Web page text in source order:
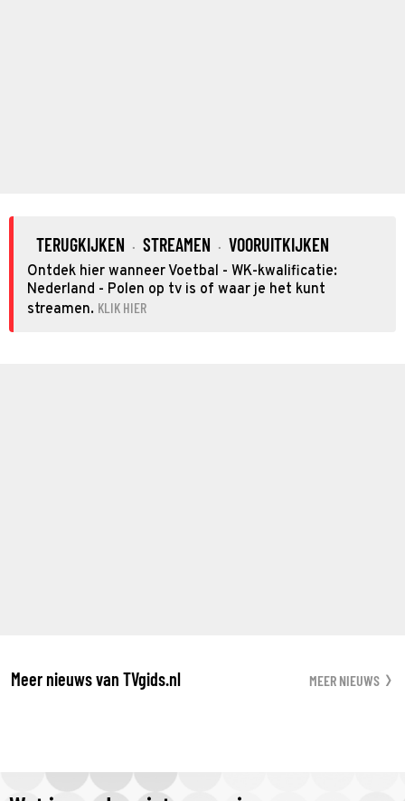
TERUGKIJKEN · STREAMEN · VOORUITKIJKEN
Ontdek hier wanneer Voetbal - WK-kwalificatie:
Nederland - Polen op tv is of waar je het kunt
streamen. KLIK HIER
Meer nieuws van TVgids.nl MEER NIEUWS